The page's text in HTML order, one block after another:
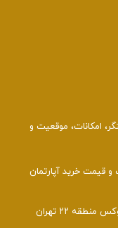
امکانات، موقعیت و
خرید آپارتمان
۲۲ تهران